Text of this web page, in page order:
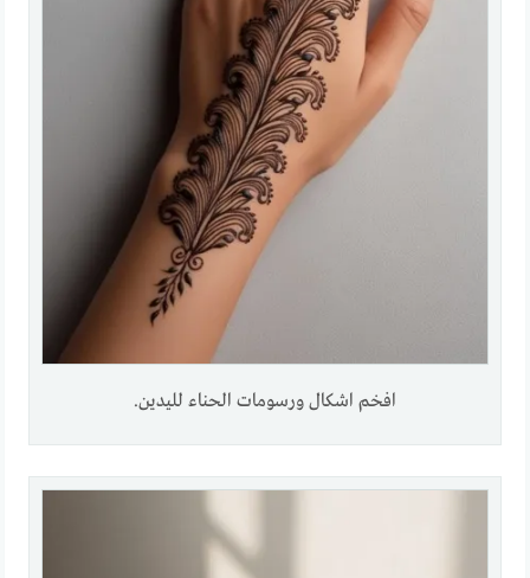
افخم اشكال ورسومات الحناء لليدين.